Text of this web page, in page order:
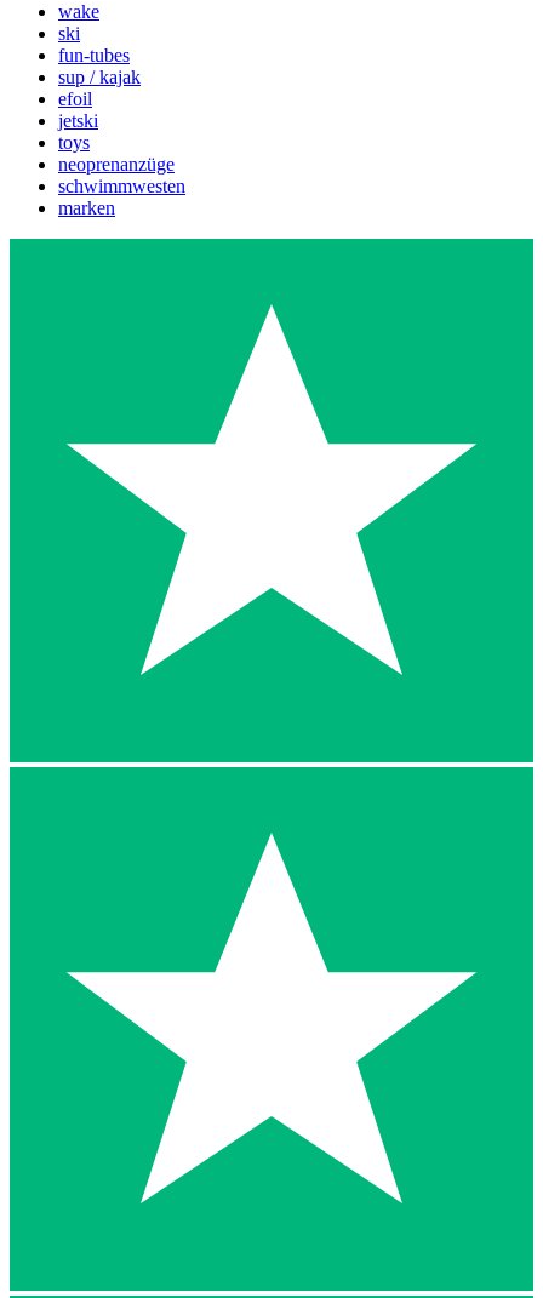
wake
ski
fun-tubes
sup / kajak
efoil
jetski
toys
neoprenanzüge
schwimmwesten
marken